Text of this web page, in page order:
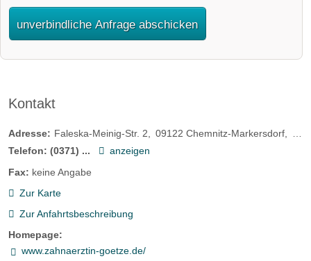
unverbindliche Anfrage abschicken
Kontakt
Adresse: Faleska-Meinig-Str. 2 09122 Chemnitz-Markersdorf
Telefon: (0371) ...
anzeigen
Fax: keine Angabe
Zur Karte
Zur Anfahrtsbeschreibung
Homepage:
www.zahnaerztin-goetze.de/